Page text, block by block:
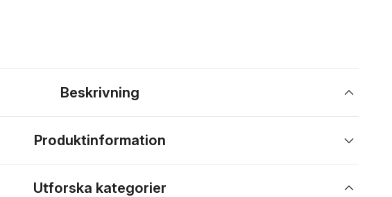
Beskrivning
Produktinformation
Utforska kategorier